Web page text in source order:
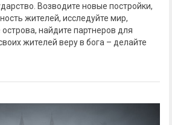
Возводите новые постройки,
жителей, исследуйте мир,
найдите партнеров для
жителей веру в бога – делайте